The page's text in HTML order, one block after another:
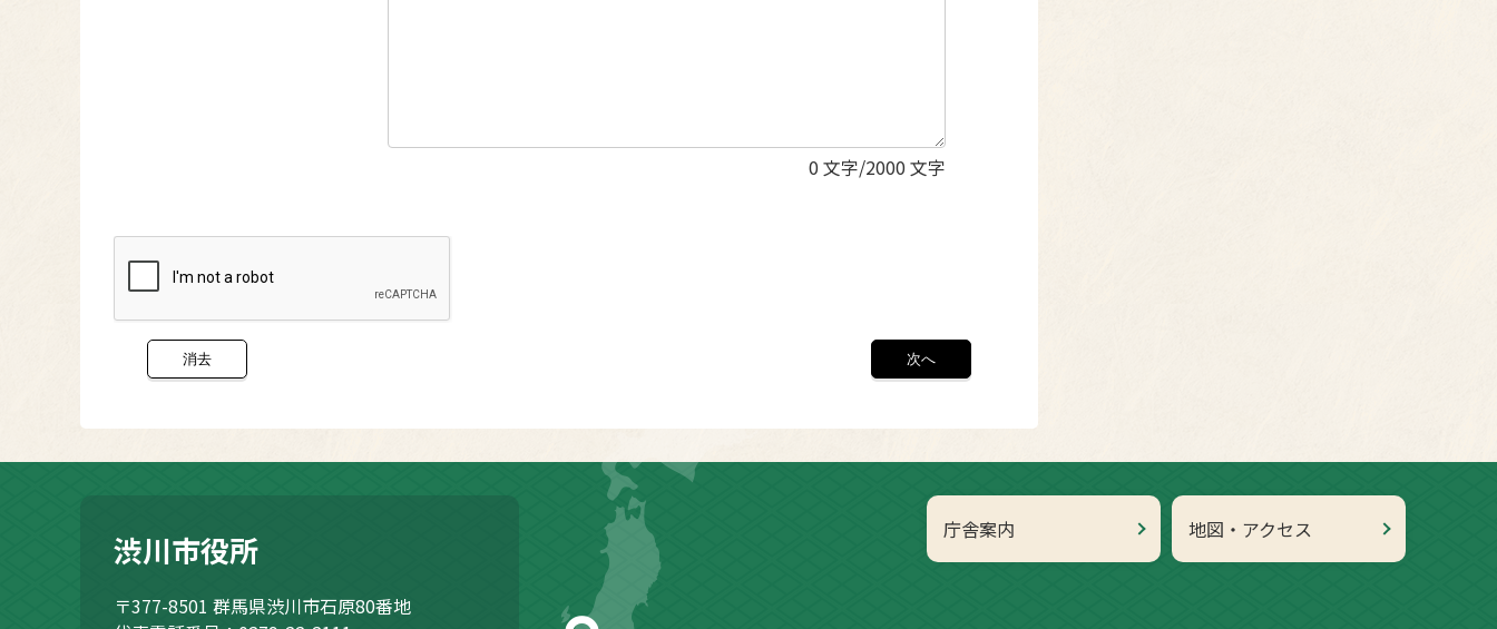
0 文字/2000 文字
庁舎案内 地図・アクセス
渋川市役所
〒377-8501 群馬県渋川市石原80番地